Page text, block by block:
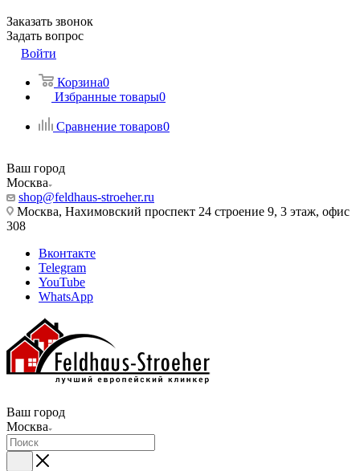
Заказать звонок
Задать вопрос
Войти
Корзина0
Избранные товары0
Сравнение товаров0
Ваш город
Москва
shop@feldhaus-stroeher.ru
Москва, Нахимовский проспект 24 строение 9, 3 этаж, офис
308
Вконтакте
Telegram
YouTube
WhatsApp
Ваш город
Москва